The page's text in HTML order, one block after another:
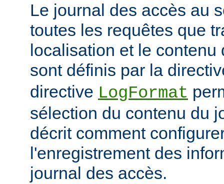
Le journal des accès au
toutes les requêtes que
localisation et le
sont définis par la
directive LogFormat
sélection du contenu du
décrit comment
l'enregistrement des
journal des accès.